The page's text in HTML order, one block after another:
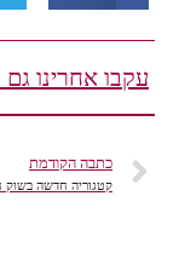
עקבו אחרינו
כתבה הקודמת